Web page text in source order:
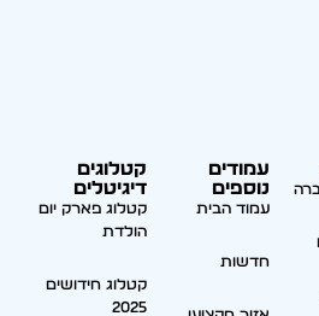
עמודים
נוספים
עמוד הבית
חדשות
קטלוגים
דיגיטלים
קטלוג פארק יום
הולדת
קטלוג חידושים
2025